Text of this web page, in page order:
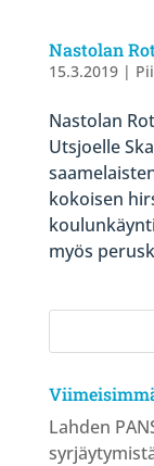
Nastolan
15.3.2019|
Nastolan
Utsjoelle
kokoisen
myös
Lahden